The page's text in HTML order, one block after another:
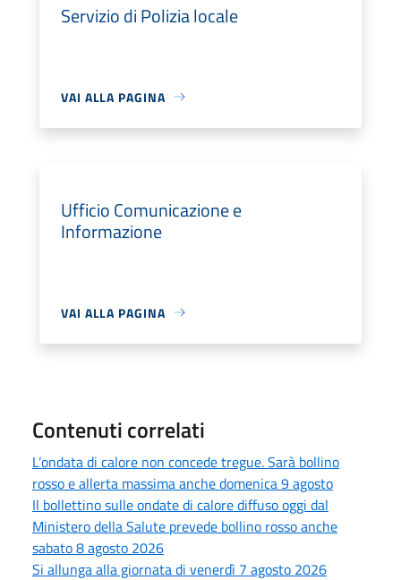
Servizio di Polizia locale
VAI ALLA PAGINA
Ufficio Comunicazione e
Informazione
VAI ALLA PAGINA
Contenuti correlati
L’ondata di calore non concede tregue. Sarà bollino
rosso e allerta massima anche domenica 9 agosto
Il bollettino sulle ondate di calore diffuso oggi dal
Ministero della Salute prevede bollino rosso anche
sabato 8 agosto 2026
Si allunga alla giornata di venerdì 7 agosto 2026